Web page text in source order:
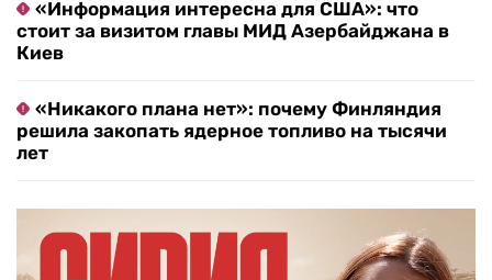
«Информация интересна для США»: что
стоит за визитом главы МИД Азербайджана в
Киев
«Никакого плана нет»: почему Финляндия
решила закопать ядерное топливо на тысячи
лет